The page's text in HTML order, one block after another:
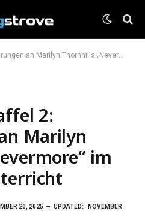
Thornhills „Nevermore“ im Geschichtsunterricht
2:
Marilyn
im
20, 2025 UPDATED: NOVEMBER